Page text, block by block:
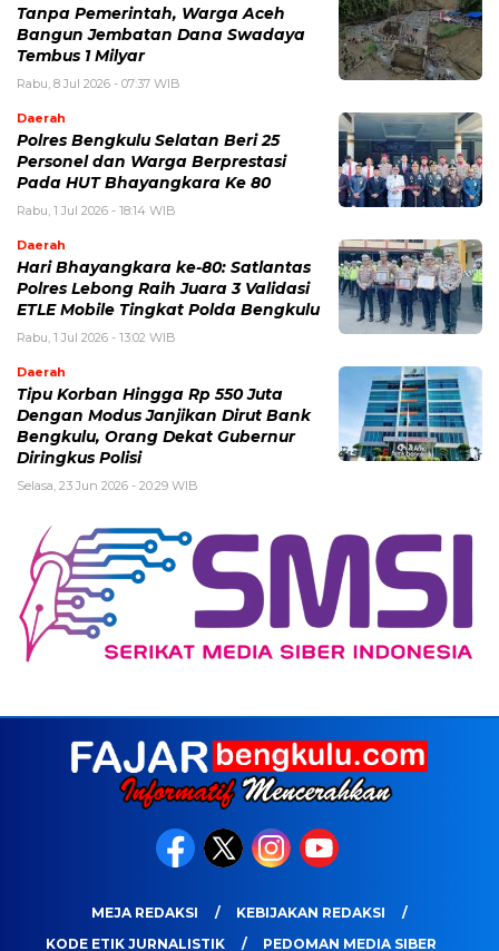
Tanpa Pemerintah, Warga Aceh
Bangun Jembatan Dana Swadaya
Tembus 1 Milyar
Rabu, 8 Jul 2026 - 07:37 WIB
Daerah
Polres Bengkulu Selatan Beri 25
Personel dan Warga Berprestasi
Pada HUT Bhayangkara Ke 80
Rabu, 1 Jul 2026 - 18:14 WIB
Daerah
Hari Bhayangkara ke-80: Satlantas
Polres Lebong Raih Juara 3 Validasi
ETLE Mobile Tingkat Polda Bengkulu
Rabu, 1 Jul 2026 - 13:02 WIB
Daerah
Tipu Korban Hingga Rp 550 Juta
Dengan Modus Janjikan Dirut Bank
Bengkulu, Orang Dekat Gubernur
Diringkus Polisi
Selasa, 23 Jun 2026 - 20:29 WIB
MEJA REDAKSI
KEBIJAKAN REDAKSI
KODE ETIK JURNALISTIK
PEDOMAN MEDIA SIBER